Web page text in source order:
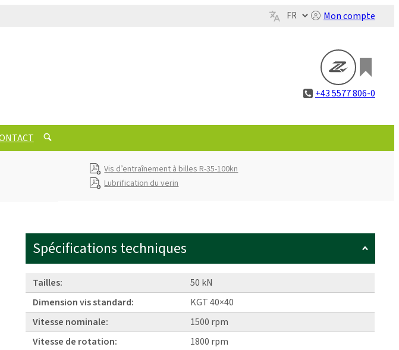
Mon compte
+43 5577 806-0
Vis d’entraînement à billes R-35-100kn
Lubrification du verin
Spécifications techniques
Tailles:
50 kN
Dimension vis standard:
KGT 40×40
Vitesse nominale:
1500 rpm
Vitesse de rotation:
1800 rpm